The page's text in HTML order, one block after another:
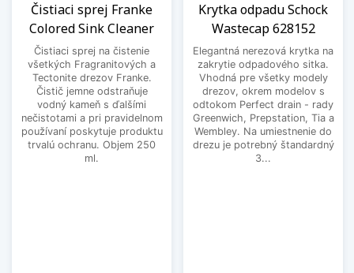
Čistiaci sprej Franke
Colored Sink Cleaner
Čistiaci sprej na čistenie
všetkých Fragranitových a
Tectonite drezov Franke.
Čistič jemne odstraňuje
vodný kameň s ďalšími
nečistotami a pri pravidelnom
používaní poskytuje produktu
trvalú ochranu. Objem 250
ml.
Krytka odpadu Schock
Wastecap 628152
Elegantná nerezová krytka na
zakrytie odpadového sitka.
Vhodná pre všetky modely
drezov, okrem modelov s
odtokom Perfect drain - rady
Greenwich, Prepstation, Tia a
Wembley. Na umiestnenie do
drezu je potrebný štandardný
3...